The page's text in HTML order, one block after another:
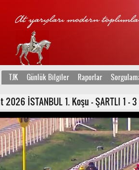
TJK Günlük Bilgiler Raporlar
İSTANBUL 1. Koşu - ŞARTLI 1 -